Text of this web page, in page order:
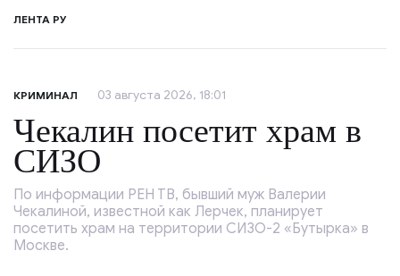
ЛЕНТА РУ
КРИМИНАЛ 03 августа 2026, 18:01
Чекалин посетит храм в
СИЗО
По информации РЕН ТВ, бывший муж Валерии
Чекалиной, известной как Лерчек, планирует
посетить храм на территории СИЗО-2 «Бутырка» в
Москве.